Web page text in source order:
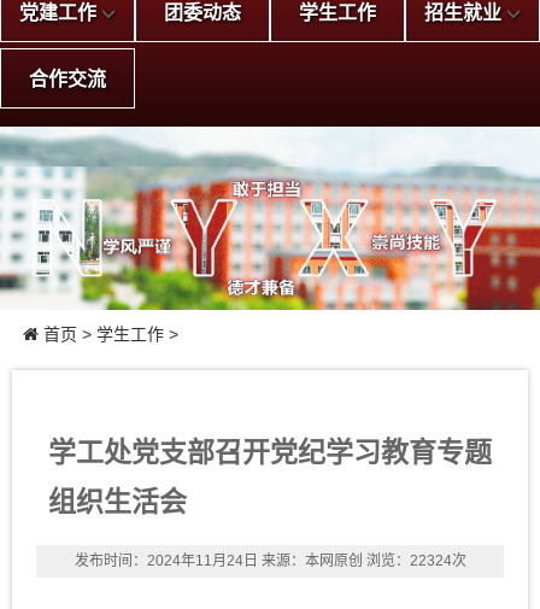
党建工作 团委动态 学生工作 招生就业
合作交流
首页 > 学生工作 >
学工处党支部召开党纪学习教育专题
组织生活会
发布时间：2024年11月24日 来源：本网原创 浏览：22324次